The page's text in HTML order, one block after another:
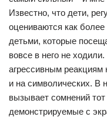
Известно, что дети,
оцениваются как
детьми, которые
вовсе в него не
агрессивным реакциям
и на символических. В
вызывает сомнений
демонстрируемые с